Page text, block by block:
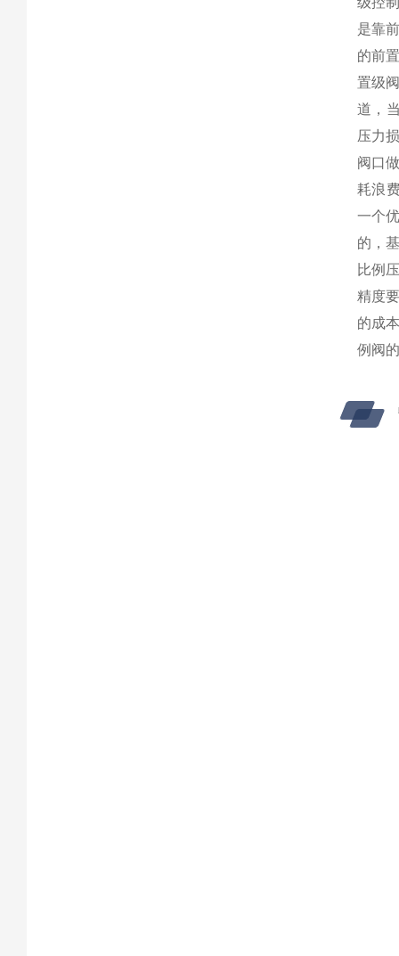
是靠
的前
置级
道，
压力
阀口
耗浪
一个
的，
比例
精度
的成
例阀